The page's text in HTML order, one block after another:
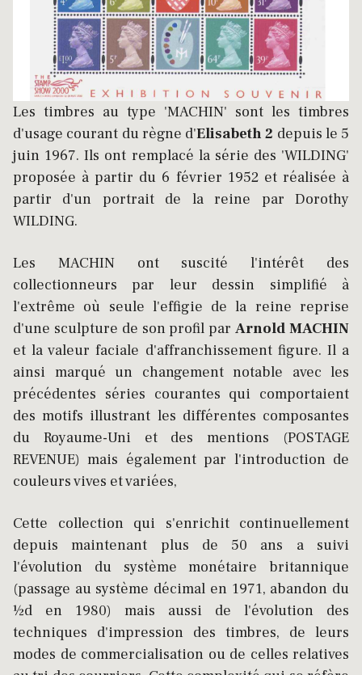
Les timbres au type 'MACHIN' sont les timbres
d'usage courant du règne d'Elisabeth 2 depuis le 5
juin 1967. Ils ont remplacé la série des 'WILDING'
proposée à partir du 6 février 1952 et réalisée à
partir d'un portrait de la reine par Dorothy
WILDING.
Les MACHIN ont suscité l'intérêt des
collectionneurs par leur dessin simplifié à
l'extrême où seule l'effigie de la reine reprise
d'une sculpture de son profil parArnold MACHIN
et la valeur faciale d'affranchissement figure. Il a
ainsi marqué un changement notable avec les
précédentes séries courantes qui comportaient
des motifs illustrant les différentes composantes
du Royaume-Uni et des mentions (POSTAGE
REVENUE) mais également par l'introduction de
couleurs vives et variées,
Cette collection qui s'enrichit continuellement
depuis maintenant plus de 50 ans a suivi
l'évolution du système monétaire britannique
(passage au système décimal en 1971, abandon du
½d en 1980) mais aussi de l'évolution des
techniques d'impression des timbres, de leurs
modes de commercialisation ou de celles relatives